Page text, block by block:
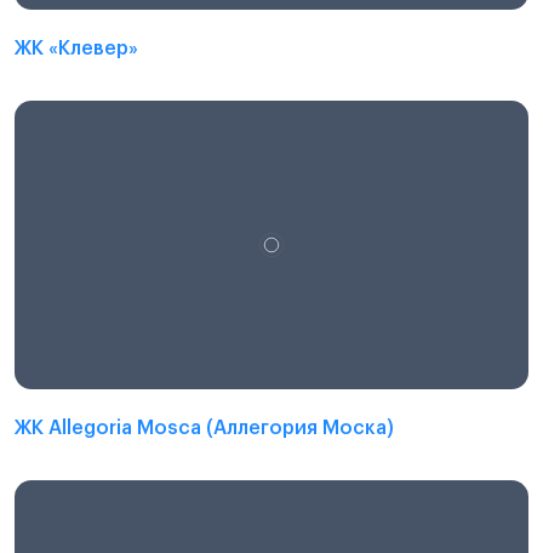
ЖК «Клевер»
ЖК Allegoria Mosca (Аллегория Моска)